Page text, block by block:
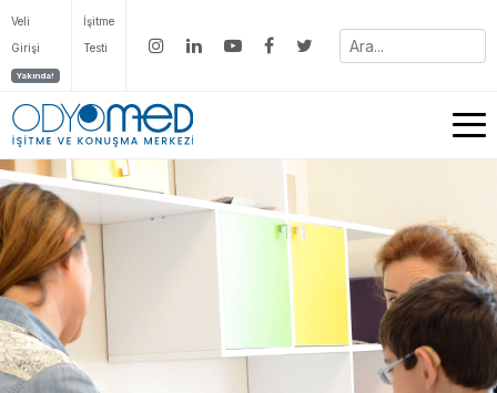
Veli
Girişi
Yakında!
İşitme
Testi